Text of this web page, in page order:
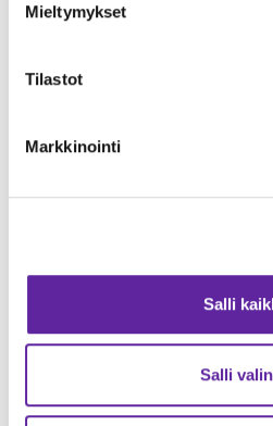
Mieltymykset
Tilastot
Markkinointi
Salli
Salli
Jatke urakoi Etelä-
13.04.2026